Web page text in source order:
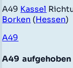
A49 Kassel
Borken (Hessen)
A49
A49 aufgehoben